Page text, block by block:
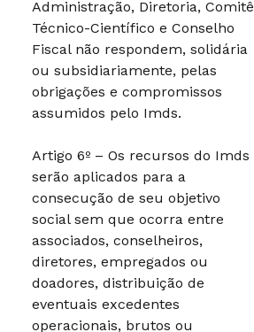
Administração, Diretoria, Comitê
Técnico-Científico e Conselho
Fiscal não respondem, solidária
ou subsidiariamente, pelas
obrigações e compromissos
assumidos pelo Imds.
Artigo 6º – Os recursos do Imds
serão aplicados para a
consecução de seu objetivo
social sem que ocorra entre
associados, conselheiros,
diretores, empregados ou
doadores, distribuição de
eventuais excedentes
operacionais, brutos ou